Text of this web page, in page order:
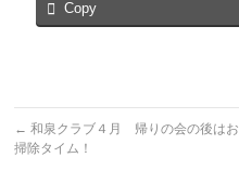
Copy
← 和泉クラブ４月 帰りの会の後はお
掃除タイム！